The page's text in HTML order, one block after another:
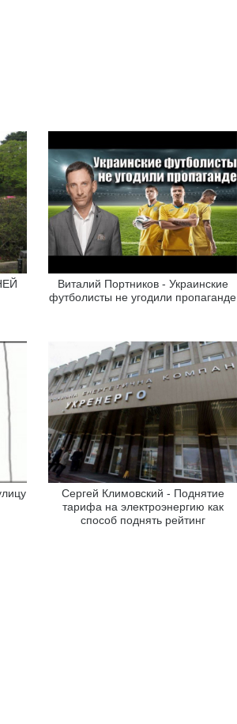
Виталий Портников - Украинские
футболисты не угодили пропаганде
Сергей Климовский - Поднятие
тарифа на электроэнергию как
способ поднять рейтинг